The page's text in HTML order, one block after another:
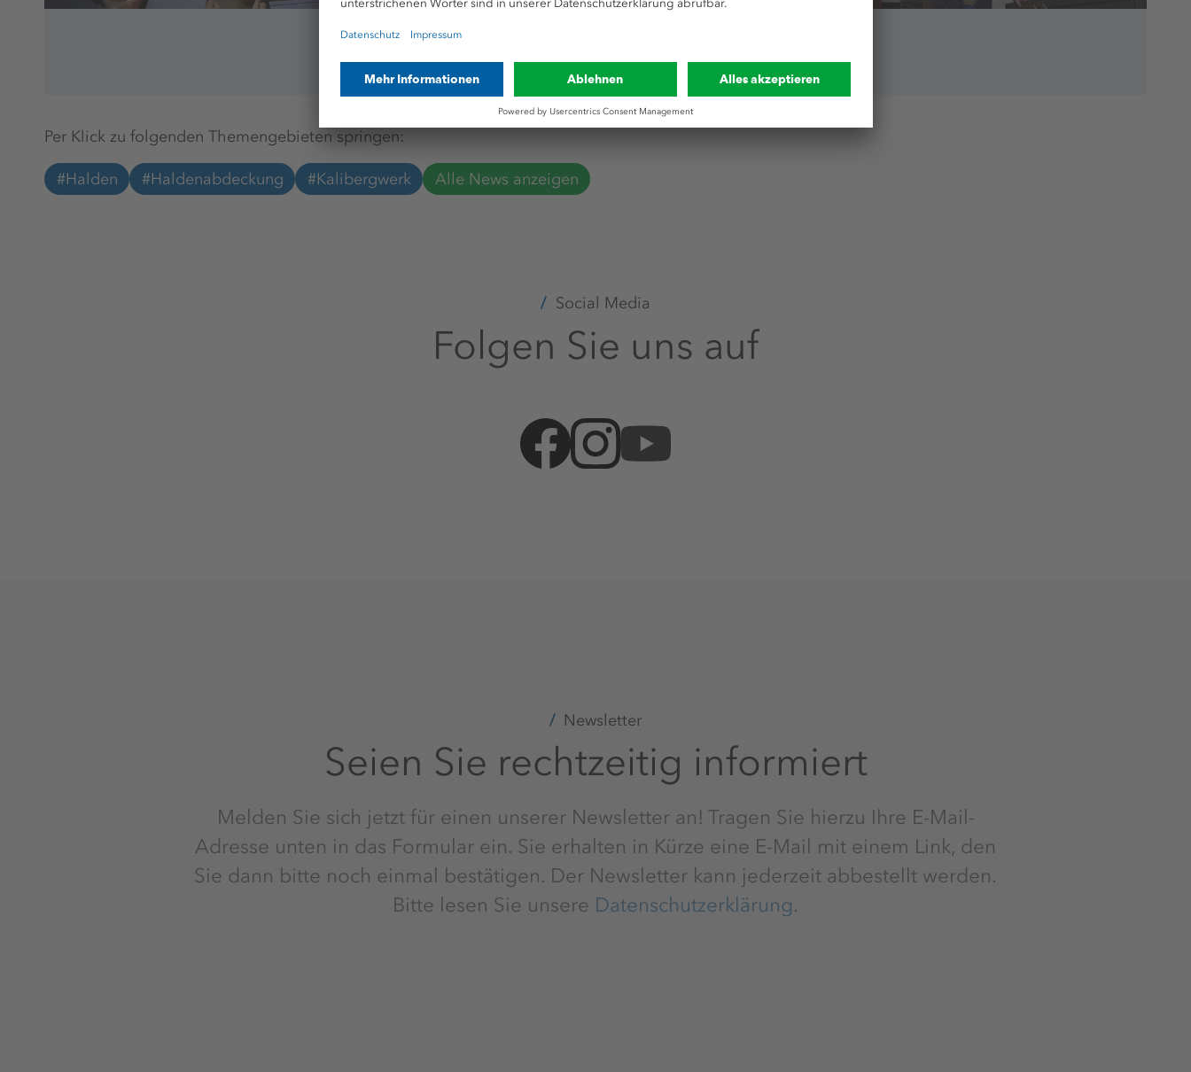
Per Klick zu folgenden Themengebieten springen:
#Halden #Haldenabdeckung #Kalibergwerk Alle News anzeigen
Social Media
Folgen Sie uns auf
Newsletter
Seien Sie rechtzeitig informiert
Melden Sie sich jetzt für einen unserer Newsletter an! Tragen Sie hierzu Ihre E-Mail-
Adresse unten in das Formular ein. Sie erhalten in Kürze eine E-Mail mit einem Link, den
Sie dann bitte noch einmal bestätigen. Der Newsletter kann jederzeit abbestellt werden.
Bitte lesen Sie unsere Datenschutzerklärung.